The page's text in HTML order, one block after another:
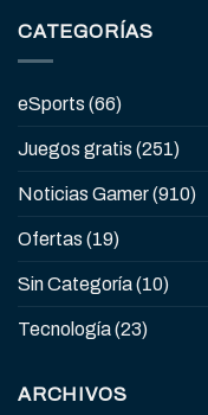
CATEGORÍAS
eSports (66)
Juegos gratis (251)
Noticias Gamer(910)
Ofertas (19)
Sin Categoría(10)
Tecnología(23)
ARCHIVOS